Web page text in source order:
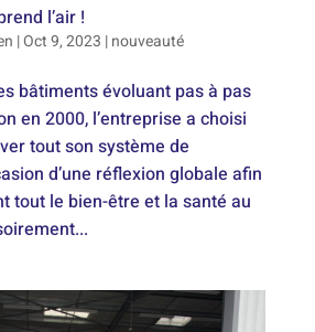
l’air !
|Oct 9, 2023 |nouveauté
bâtiments évoluant pas à pas
en 2000, l’entreprise a choisi
tout son système de
d’une réflexion globale afin
tout le bien-être et la santé au